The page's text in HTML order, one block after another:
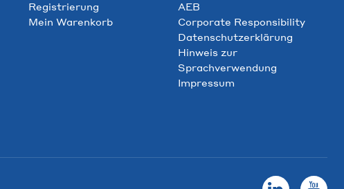
Registrierung
Mein Warenkorb
AEB
Corporate Responsibility
Datenschutzerklärung
Hinweis zur
Sprachverwendung
Impressum